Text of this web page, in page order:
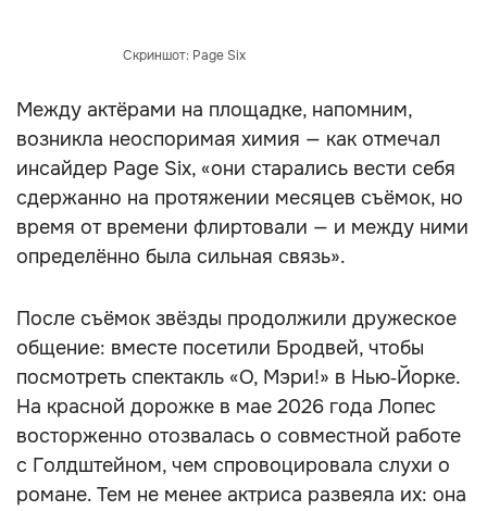
Скриншот: Page Six
Между актёрами на площадке, напомним,
возникла неоспоримая химия — как отмечал
инсайдер Page Six, «они старались вести себя
сдержанно на протяжении месяцев съёмок, но
время от времени флиртовали — и между ними
определённо была сильная связь».
После съёмок звёзды продолжили дружеское
общение: вместе посетили Бродвей, чтобы
посмотреть спектакль «О, Мэри!» в Нью‑Йорке.
На красной дорожке в мае 2026 года Лопес
восторженно отозвалась о совместной работе
с Голдштейном, чем спровоцировала слухи о
романе. Тем не менее актриса развеяла их: она